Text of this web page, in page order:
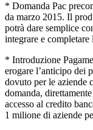
* Domanda Pac
da marzo 2015. Il
potrà dare semplice
integrare e
* Introduzione
erogare l’anticipo dei
dovuto per le aziende
domanda,
accesso al credito
1 milione di aziende